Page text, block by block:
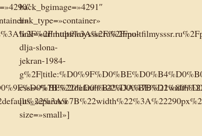
back_bgimage=»4291″
link_type=»container»
dlja-slona-
jekran-1984-
[us_separator
size=»small»]